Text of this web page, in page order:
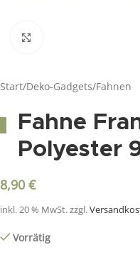
Start/Deko-Gadgets/Fahnen
Fahne
Polyester
8,90 €
inkl. 20 % MwSt.zzgl.
Vorrätig